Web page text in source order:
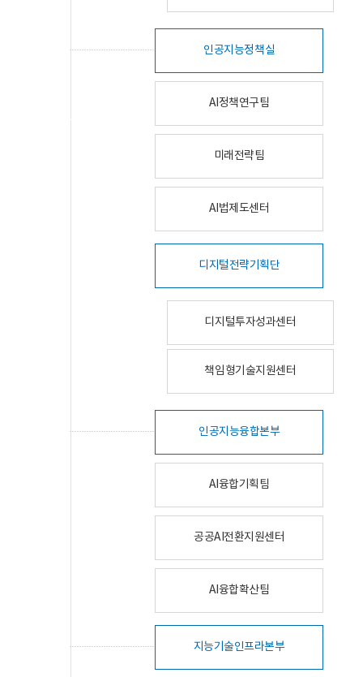
인공지능정책실
AI정책연구팀
미래전략팀
AI법제도센터
디지털전략기획단
디지털투자성과센터
책임형기술지원센터
인공지능융합본부
AI융합기획팀
공공AI전환지원센터
AI융합확산팀
지능기술인프라본부